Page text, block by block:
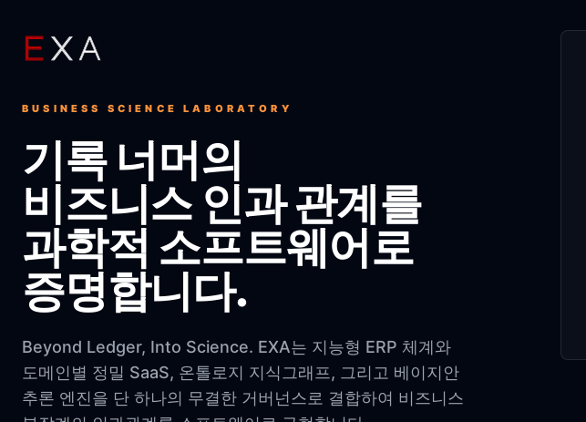
BUSINESS SCIENCE LABORATORY
기록 너머의
비즈니스 인과 관계를
과학적 소프트웨어로
증명합니다.
Beyond Ledger, Into Science. EXA는 지능형 ERP 체계와
도메인별 정밀 SaaS, 온톨로지 지식그래프, 그리고 베이지안
추론 엔진을 단 하나의 무결한 거버넌스로 결합하여 비즈니스